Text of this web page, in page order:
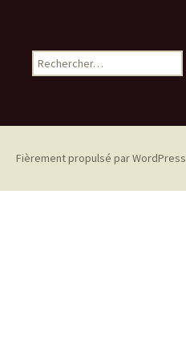
Rechercher :
Fièrement propulsé par WordPress